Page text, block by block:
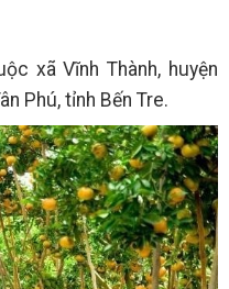
xã Vĩnh Thành, huyện
Phú, tỉnh Bến Tre.